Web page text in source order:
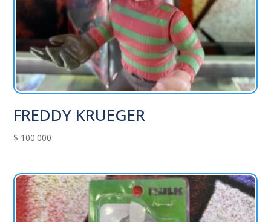
FREDDY KRUEGER
$ 100.000